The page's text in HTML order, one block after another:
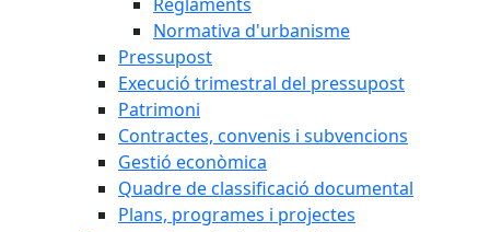
Normativa d'urbanisme
Pressupost
Execució trimestral del pressupost
Patrimoni
Contractes, convenis i subvencions
Gestió econòmica
Quadre de classificació documental
Plans, programes i projectes